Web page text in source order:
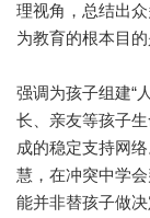
理视角，总结出
为教育的根本目
强调为孩子组建“
长、亲友等孩子
成的稳定支持网
慧，在冲突中学
能并非替孩子做